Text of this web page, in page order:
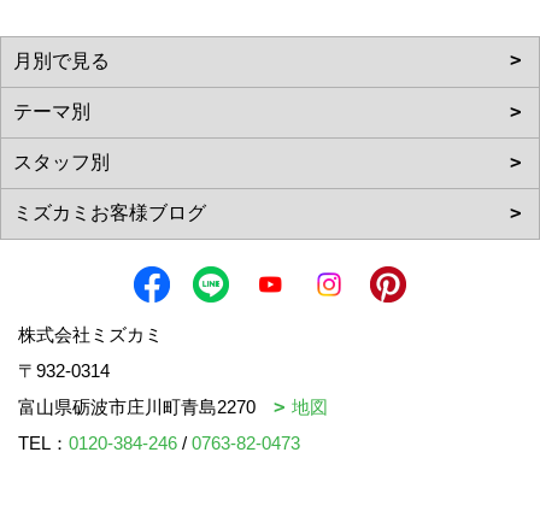
株式会社ミズカミ
〒932-0314
富山県砺波市庄川町青島2270
地図
TEL： 0120-384-246 / 0763-82-0473